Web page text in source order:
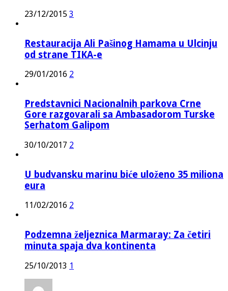
23/12/2015 3
Restauracija Ali Pašinog Hamama u Ulcinju
od strane TIKA-e
29/01/2016 2
Predstavnici Nacionalnih parkova Crne
Gore razgovarali sa Ambasadorom Turske
Serhatom Galipom
30/10/2017 2
U budvansku marinu biće uloženo 35 miliona
eura
11/02/2016 2
Podzemna željeznica Marmaray: Za četiri
minuta spaja dva kontinenta
25/10/2013 1